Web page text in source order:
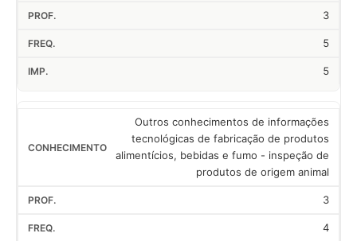
3
5
5
Outros conhecimentos de informações
tecnológicas de fabricação de produtos
alimentícios, bebidas e fumo - inspeção de
produtos de origem animal
3
4